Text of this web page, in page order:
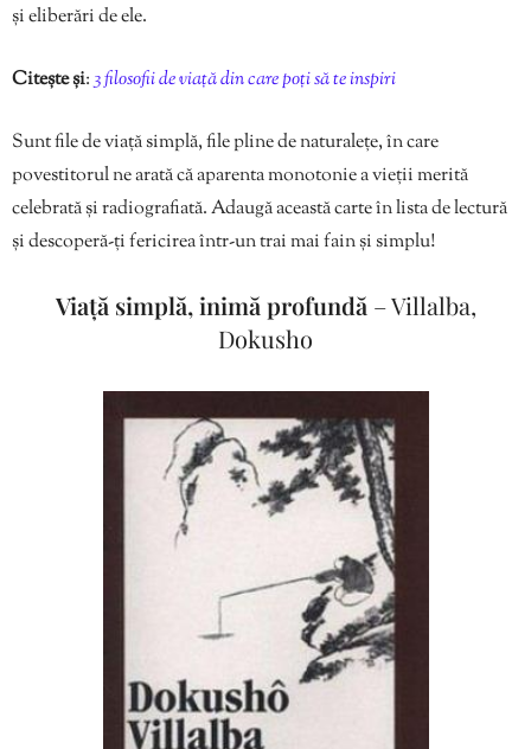
și eliberări de ele.
Citește și:3 filosofii de viață din care poți să te inspiri
Sunt file de viață simplă, file pline de naturalețe, în care
povestitorul ne arată că aparenta monotonie a vieții merită
celebrată și radiografiată. Adaugă această carte în lista de lectură
și descoperă-ți fericirea într-un trai mai fain și simplu!
Viață simplă, inimă profundă – Villalba,
Dokusho